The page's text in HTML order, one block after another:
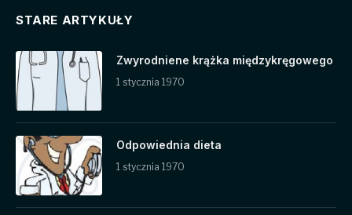
STARE ARTYKUŁY
Zwyrodniene krążka międzykręgowego
1 stycznia 1970
Odpowiednia dieta
1 stycznia 1970